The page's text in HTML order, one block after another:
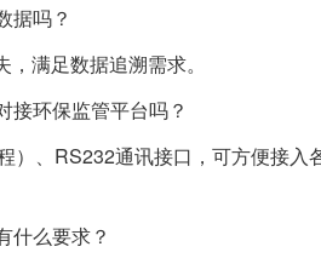
据吗？
满足数据追溯需求。
接环保监管平台吗？
）、RS232通讯接口，可方便接入
什么要求？